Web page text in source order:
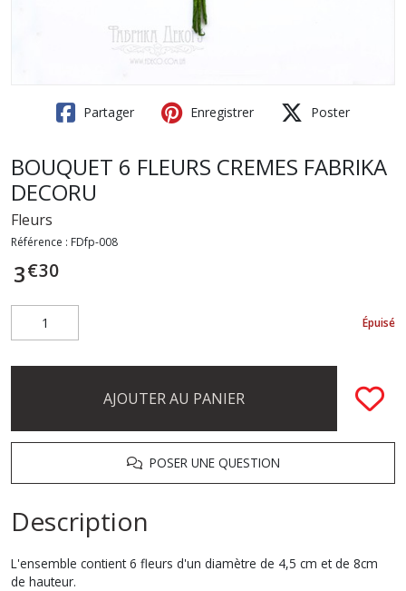
Partager Enregistrer Poster
BOUQUET 6 FLEURS CREMES FABRIKA
DECORU
Fleurs
Référence : FDfp-008
3€30
Épuisé
AJOUTER AU PANIER
POSER UNE QUESTION
Description
L'ensemble contient 6 fleurs d'un diamètre de 4,5 cm et de 8cm
de hauteur.